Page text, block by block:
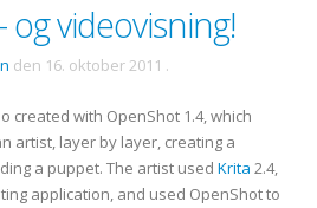
videovisning!
den 16. oktober 2011 .
created with OpenShot 1.4, which
artist, layer by layer, creating a
a puppet. The artist used Krita 2.4,
application, and used OpenShot to